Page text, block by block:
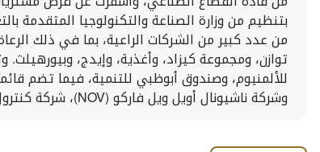
بتنظيم من وزارة الصناعة والتكنولوجيا المتقدمة
من عدد كبير من الشركات الراعية، بما في ذلك
توازن، ومجموعة كيزاد، وأغذية، وإيدج،
للألمنيوم، وصندوق أبوظبي للتنمية، فيما تضم
وشركة ناشيونال أويل ويل فاركو (NOV)، شركة كنترول للمقاولات والتجارة الخصوصية (CCTC)، وشركة وذرفورد انترناشونال، وشركة شلمبرجير.